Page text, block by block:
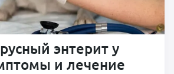
энтерит у
и лечение